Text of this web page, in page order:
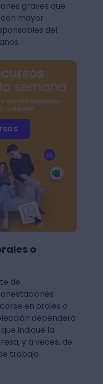
graves que
mayor
del
o
de
en orales o
dependerá
indique la
y a veces, de
trabajo